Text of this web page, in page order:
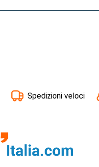
Spedizioni veloci